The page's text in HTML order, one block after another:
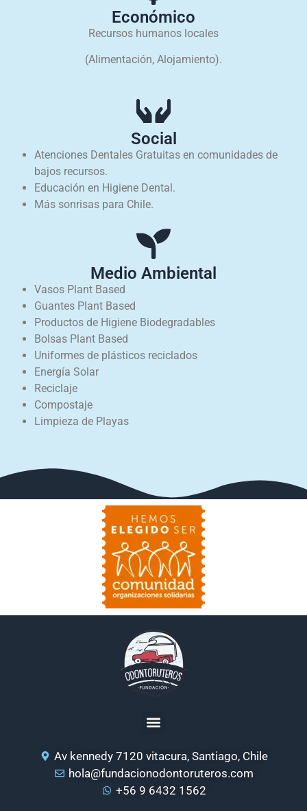
Económico
Recursos humanos locales
(Alimentación, Alojamiento).
Social
Atenciones Dentales Gratuitas en comunidades de
bajos recursos.
Educación en Higiene Dental.
Más sonrisas para Chile.
Medio Ambiental
Vasos Plant Based
Guantes Plant Based
Productos de Higiene Biodegradables
Bolsas Plant Based
Uniformes de plásticos reciclados
Energía Solar
Reciclaje
Compostaje
Limpieza de Playas
Av kennedy 7120 vitacura, Santiago, Chile
hola@fundacionodontoruteros.com
+56 9 6432 1562